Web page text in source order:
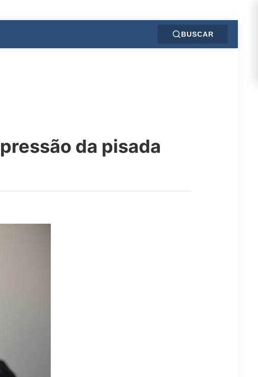
BUSCAR
da pisada